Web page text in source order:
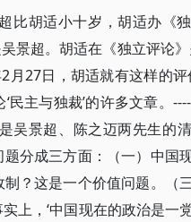
比胡适小十岁，胡适办《
景超。胡适在《独立评论
27日，胡适就有这样的评
主与独裁’的许多文章。
景超、陈之迈两先生的
分成三方面：（一）中国
？这是一个价值问题。（
上，‘中国现在的政治是一